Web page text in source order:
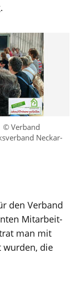
© Verband
Neckar-
den Verband
Mitarbeit-
man mit
wurden, die